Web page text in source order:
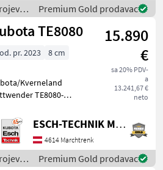
Oglasi
sklai
travu i
Premium Gold prodavac
TE8080
15.890
€
sa 20% PDV-
a
13.241,67 €
neto
pr. 2023 8 cm
Kverneland
TE8080-
–
nicht in die
integriert •
Fettgetriebe
ESCH-TECHNIK Maschinenhandels GmbH, Marchtrenk
4614 Marchtrenk
i
Premium Gold prodavac